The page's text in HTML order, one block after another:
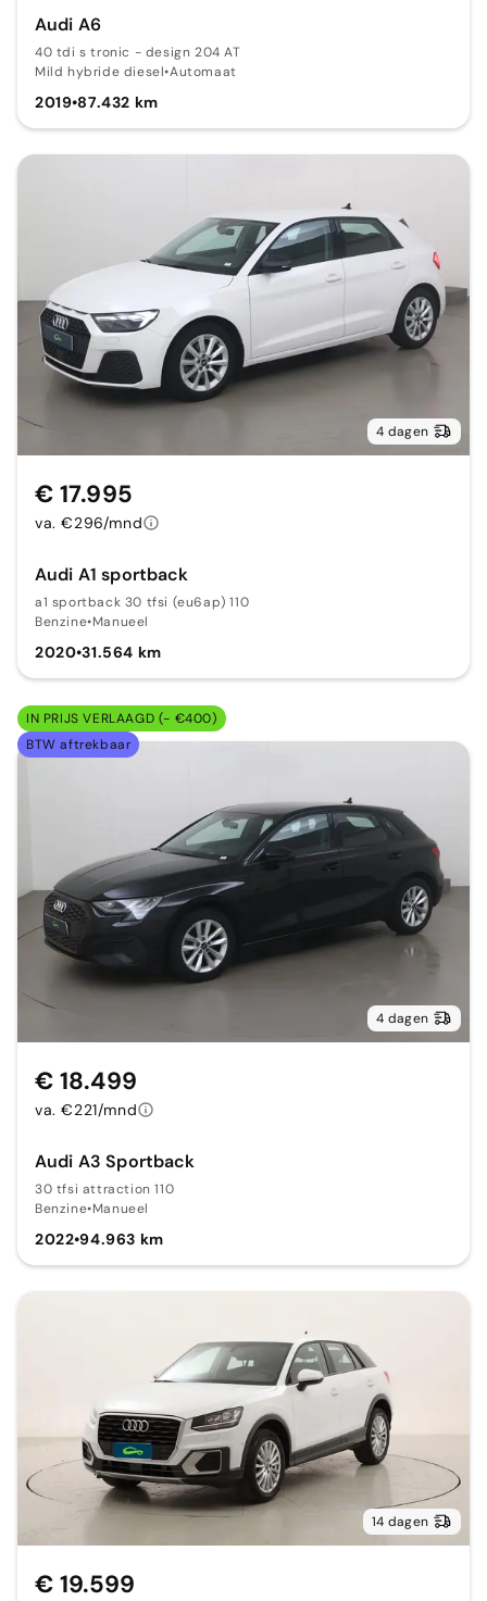
Audi A6
40 tdi s tronic - design 204 AT
Mild hybride diesel•Automaat
2019•87.432 km
4 dagen
Audi A1 sportback
a1 sportback 30 tfsi (eu6ap) 110
Benzine•Manueel
2020•31.564 km
€ 17.995
va. €296/mnd
IN PRIJS VERLAAGD (- €400)
BTW aftrekbaar
4 dagen
Audi A3 Sportback
30 tfsi attraction 110
Benzine•Manueel
2022•94.963 km
€ 18.499
va. €221/mnd
14 dagen
€ 19.599